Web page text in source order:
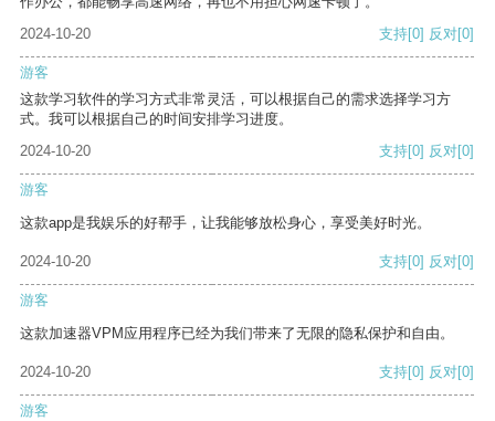
2024-10-20
支持[0] 反对[0]
游客
这款学习软件的学习方式非常灵活，可以根据自己的需求选择学习方
式。我可以根据自己的时间安排学习进度。
2024-10-20
支持[0] 反对[0]
游客
这款app是我娱乐的好帮手，让我能够放松身心，享受美好时光。
2024-10-20 支持[0] 反对[0]
游客
这款加速器VPM应用程序已经为我们带来了无限的隐私保护和自由。
2024-10-20 支持[0] 反对[0]
游客